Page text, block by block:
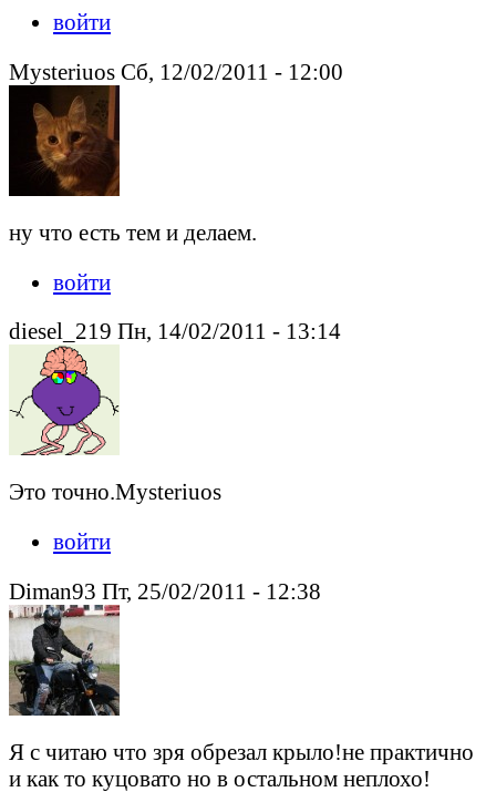
войти
Mysteriuos Сб, 12/02/2011 - 12:00
ну что есть тем и делаем.
войти
diesel_219 Пн, 14/02/2011 - 13:14
Это точно.Mysteriuos
войти
Diman93 Пт, 25/02/2011 - 12:38
Я с читаю что зря обрезал крыло!не практично
и как то куцовато но в остальном неплохо!